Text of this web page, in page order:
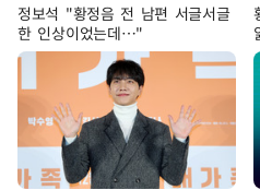
정보석 "황정음 전 남편 서글서글
한 인상이었는데…"